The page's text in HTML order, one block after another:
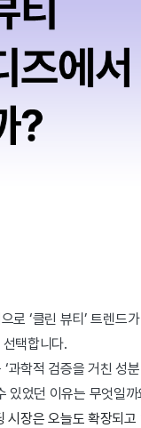
로 ‘클린 뷰티’ 트렌드
택합니다.
‘과학적 검증을 거친 성
있었던 이유는 무엇일까
시장은 오늘도 확장되